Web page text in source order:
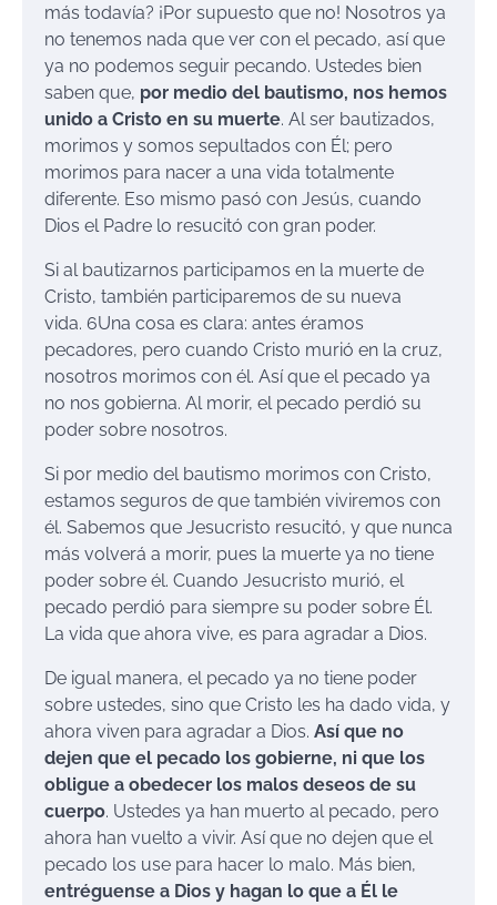
más todavía? ¡Por supuesto que no! Nosotros ya
no tenemos nada que ver con el pecado, así que
ya no podemos seguir pecando. Ustedes bien
saben que, por medio del bautismo, nos hemos
unido a Cristo en su muerte. Al ser bautizados,
morimos y somos sepultados con Él; pero
morimos para nacer a una vida totalmente
diferente. Eso mismo pasó con Jesús, cuando
Dios el Padre lo resucitó con gran poder.
Si al bautizarnos participamos en la muerte de
Cristo, también participaremos de su nueva
vida. 6Una cosa es clara: antes éramos
pecadores, pero cuando Cristo murió en la cruz,
nosotros morimos con él. Así que el pecado ya
no nos gobierna. Al morir, el pecado perdió su
poder sobre nosotros.
Si por medio del bautismo morimos con Cristo,
estamos seguros de que también viviremos con
él. Sabemos que Jesucristo resucitó, y que nunca
más volverá a morir, pues la muerte ya no tiene
poder sobre él. Cuando Jesucristo murió, el
pecado perdió para siempre su poder sobre Él.
La vida que ahora vive, es para agradar a Dios.
De igual manera, el pecado ya no tiene poder
sobre ustedes, sino que Cristo les ha dado vida, y
ahora viven para agradar a Dios. Así que no
dejen que el pecado los gobierne, ni que los
obligue a obedecer los malos deseos de su
cuerpo. Ustedes ya han muerto al pecado, pero
ahora han vuelto a vivir. Así que no dejen que el
pecado los use para hacer lo malo. Más bien,
entréguense a Dios y hagan lo que a Él le